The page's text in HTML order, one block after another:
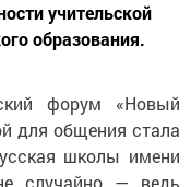
учительской
образования.
форум «Новый
для общения стала
школы имени
случайно — ведь